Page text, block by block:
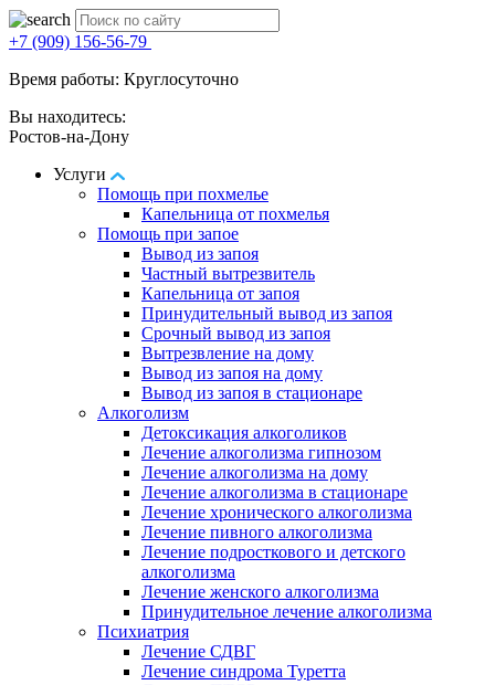
+7 (909) 156-56-79
Время работы: Круглосуточно
Вы находитесь:
Ростов-на-Дону
Услуги
Помощь при похмелье
Капельница от похмелья
Помощь при запое
Вывод из запоя
Частный вытрезвитель
Капельница от запоя
Принудительный вывод из запоя
Срочный вывод из запоя
Вытрезвление на дому
Вывод из запоя на дому
Вывод из запоя в стационаре
Алкоголизм
Детоксикация алкоголиков
Лечение алкоголизма гипнозом
Лечение алкоголизма на дому
Лечение алкоголизма в стационаре
Лечение хронического алкоголизма
Лечение пивного алкоголизма
Лечение подросткового и детского
алкоголизма
Лечение женского алкоголизма
Принудительное лечение алкоголизма
Психиатрия
Лечение СДВГ
Лечение синдрома Туретта